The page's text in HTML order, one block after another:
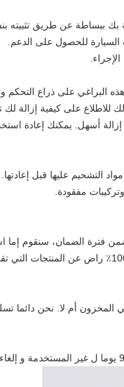
بك ببساطة عن طريق تثبيته
للحصول على الدعم.
البراغي على ذراع
على كيفية إزالة لك
أسهل.
التشحيم عليها قبل إعادتها.
مفقودة.
فترة الضمان، سنقوم إما
نحن دائما